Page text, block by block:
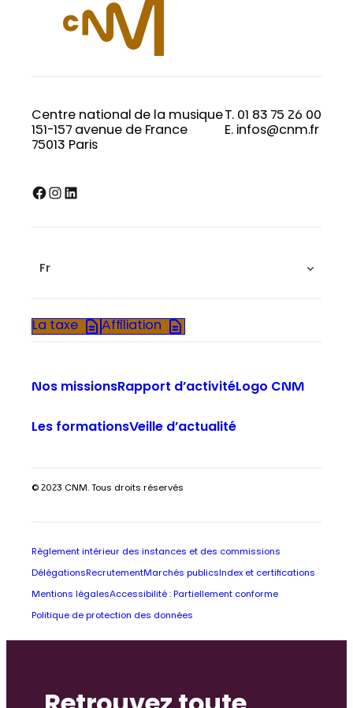
Centre national de la musique
151-157 avenue de France
75013 Paris
T. 01 83 75 26 00
E. infos@cnm.fr
Facebook InstagramLinkedIn
Fr
La taxe Affiliation
Nos missionsRapport d’activitéLogo CNM
Les formationsVeille d’actualité
© 2023 CNM. Tous droits réservés
Règlement intérieur des instances et des commissions
DélégationsRecrutementMarchés publicsIndex et certifications
Mentions légalesAccessibilité : Partiellement conforme
Politique de protection des données